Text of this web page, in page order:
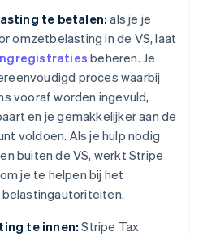
te betalen: als je je
omzetbelasting in de VS, laat
beheren. Je
proces waarbij
vooraf worden ingevuld,
en je gemakkelijker aan de
voldoen. Als je hulp nodig
buiten de VS, werkt Stripe
je te helpen bij het
te innen: Stripe Tax